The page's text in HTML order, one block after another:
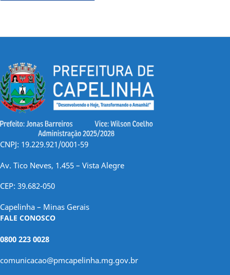
CNPJ: 19.229.921/0001-59
Av. Tico Neves, 1.455 – Vista Alegre
CEP: 39.682-050
Capelinha – Minas Gerais
FALE CONOSCO
0800 223 0028
comunicacao@pmcapelinha.mg.gov.br